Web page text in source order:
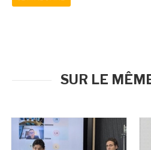
SUR LE